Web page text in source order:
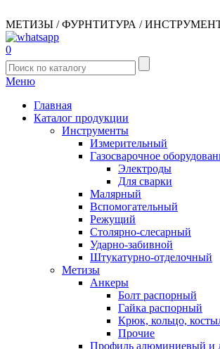
МЕТИЗЫ / ФУРНТИТУРА /
0
Меню
Главная
Каталог продукции
Инструменты
Измерительный
Газосварочное
Электроды
Для сварки
Малярный
Вспомогательный
Режущий
Столярно-слесарный
Ударно-забивной
Штукатурно-отделочный
Метизы
Анкеры
Болт распорный
Гайка распорный
Крюк, кольцо,
Прочие
Профиль алюминиевый и